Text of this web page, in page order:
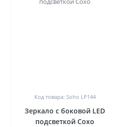
Код товара: Soho LP144
Зеркало с боковой LED
подсветкой Сохо